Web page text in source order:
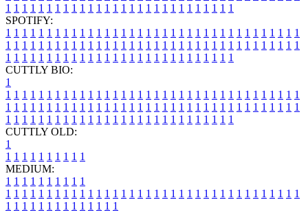
1 1 1 1 1 1 1 1 1 1 1 1 1 1 1 1 1 1 1 1 1 1 1 1 1 1 1 1
SPOTIFY:
1 1 1 1 1 1 1 1 1 1 1 1 1 1 1 1 1 1 1 1 1 1 1 1 1 1 1 1 1 1 1 1 1 1 1 1
1 1 1 1 1 1 1 1 1 1 1 1 1 1 1 1 1 1 1 1 1 1 1 1 1 1 1 1 1 1 1 1 1 1 1 1
1 1 1 1 1 1 1 1 1 1 1 1 1 1 1 1 1 1 1 1 1 1 1 1 1 1 1 1
CUTTLY BIO:
1
1 1 1 1 1 1 1 1 1 1 1 1 1 1 1 1 1 1 1 1 1 1 1 1 1 1 1 1 1 1 1 1 1 1 1 1
1 1 1 1 1 1 1 1 1 1 1 1 1 1 1 1 1 1 1 1 1 1 1 1 1 1 1 1 1 1 1 1 1 1 1 1
1 1 1 1 1 1 1 1 1 1 1 1 1 1 1 1 1 1 1 1 1 1 1 1 1 1 1 1
CUTTLY OLD:
1
1 1 1 1 1 1 1 1 1 1
MEDIUM:
1 1 1 1 1 1 1 1 1 1
1 1 1 1 1 1 1 1 1 1 1 1 1 1 1 1 1 1 1 1 1 1 1 1 1 1 1 1 1 1 1 1 1 1 1 1
1 1 1 1 1 1 1 1 1 1 1 1 1 1